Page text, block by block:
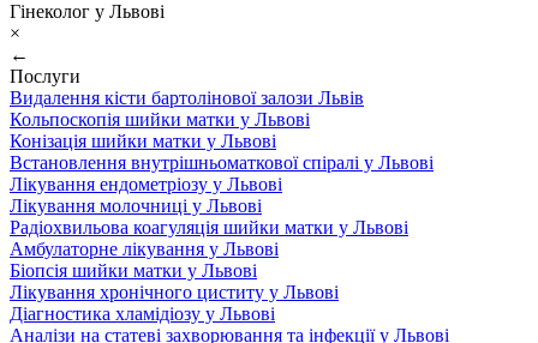
Гінеколог у Львові
×
←
Послуги
Видалення кісти бартолінової залози Львів
Кольпоскопія шийки матки у Львові
Конізація шийки матки у Львові
Встановлення внутрішньоматкової спіралі у Львові
Лікування ендометріозу у Львові
Лікування молочниці у Львові
Радіохвильова коагуляція шийки матки у Львові
Амбулаторне лікування у Львові
Біопсія шийки матки у Львові
Лікування хронічного циститу у Львові
Діагностика хламідіозу у Львові
Аналізи на статеві захворювання та інфекції у Львові